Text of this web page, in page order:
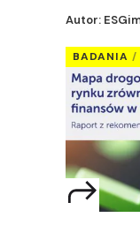
Autor:
BADANIA